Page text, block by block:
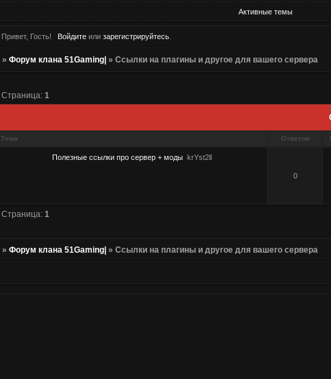
Активные темы
Привет, Гость! Войдитеили зарегистрируйтесь.
»Форум клана 51Gaming| »Ссылки на плагины и другое для вашего сервера
Страница:1
Тема Ответов
Полезные ссылки про сервер + моды krYst2ll
0
Страница: 1
»Форум клана 51Gaming| »Ссылки на плагины и другое для вашего сервера